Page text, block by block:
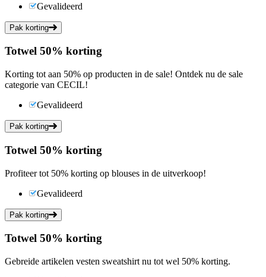
Gevalideerd
Pak korting
Totwel 50% korting
Korting tot aan 50% op producten in de sale! Ontdek nu de sale
categorie van CECIL!
Gevalideerd
Pak korting
Totwel 50% korting
Profiteer tot 50% korting op blouses in de uitverkoop!
Gevalideerd
Pak korting
Totwel 50% korting
Gebreide artikelen vesten sweatshirt nu tot wel 50% korting.